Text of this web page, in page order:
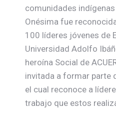
comunidades
Onésima fue
100 líderes jóvenes de
Universidad Adolfo
heroína Social de
invitada a formar parte
el cual reconoce a
trabajo que estos